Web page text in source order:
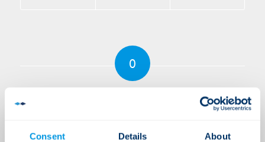
Consent Details About
0
ANTWOORDEN
Meepraten?